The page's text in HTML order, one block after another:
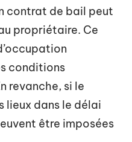
contrat de bail peut
propriétaire. Ce
conditions
revanche, si le
lieux dans le délai
être imposées